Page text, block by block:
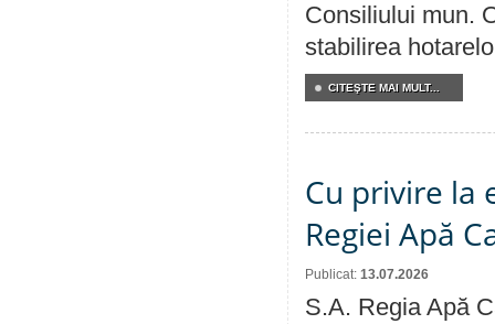
Consiliului mun.
stabilirea
CITEŞTE MAI MULT...
Cu privire la
Regiei Apă
Publicat: 13.07.2026
S.A. Regia Apă